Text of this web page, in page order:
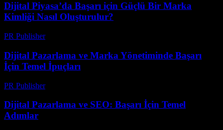
Dijital Piyasa’da Başarı için Güçlü Bir Marka
Kimliği Nasıl Oluşturulur?
PR Publisher-
Dijital Pazarlama ve Marka Yönetiminde Başarı
İçin Temel İpuçları
PR Publisher-
Dijital Pazarlama ve SEO: Başarı İçin Temel
Adımlar